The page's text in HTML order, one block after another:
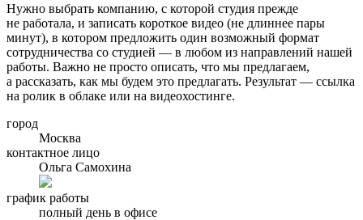
Нужно выбрать компанию, с которой студия прежде
не работала, и записать короткое видео (не длиннее пары
минут), в котором предложить один возможный формат
сотрудничества со студией — в любом из направлений нашей
работы. Важно не просто описать, что мы предлагаем,
а рассказать, как мы будем это предлагать. Результат — ссылка
на ролик в облаке или на видеохостинге.
город
Москва
контактное лицо
Ольга Самохина
график работы
полный день в офисе